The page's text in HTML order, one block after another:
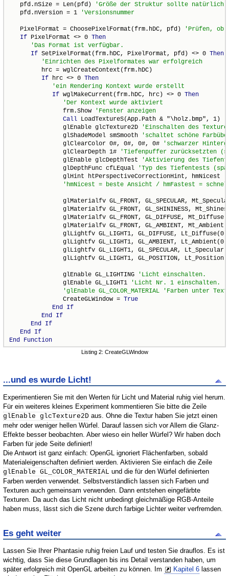
   pfd.nSize = Len(pfd)
   pfd.nVersion = 1
   PixelFormat = ChoosePixelFormat(frm.hDC, pfd)
If PixelFormat <> 0 Then
If SetPixelFormat(frm.hDC, PixelFormat, pfd) <> 0 Then
         hrc = wglCreateContext(frm.hDC)
If hrc <> 0 Then
If wglMakeCurrent(frm.hDC, hrc) <> 0 Then
               frm.Show
Call LoadTextureS(App.Path & "\holz.bmp", 1)
               glEnable glcTexture2D
               glShadeModel smSmooth
               glClearColor 0#, 0#, 0#, 0#
               glClearDepth 1#
               glEnable glcDepthTest
               glDepthFunc cfLEqual
               glHint htPerspectiveCorrectionHint, hmNicest
glMaterialfv GL_FRONT, GL_SPECULAR,
glMaterialfv GL_FRONT, GL_SHININESS,
glMaterialfv GL_FRONT, GL_DIFFUSE,
glMaterialfv GL_FRONT, GL_AMBIENT,
glLightfv GL_LIGHT1, GL_DIFFUSE,
glLightfv GL_LIGHT1, GL_AMBIENT,
glLightfv GL_LIGHT1, GL_SPECULAR,
glLightfv GL_LIGHT1, GL_POSITION,
               glEnable GL_LIGHTING
               glEnable GL_LIGHT1
               CreateGLWindow =
True
End
If
End
If
End
If
End
If
End
Function
Listing 2: CreateGLWindow
...und es wurde Licht!
Experimentieren Sie mit den Werten für Licht und Material ruhig viel herum.
Für ein weiteres kleines Experiment kommentieren Sie bitte die Zeile
glEnable glcTexture2D aus. Ohne die Textur haben Sie jetzt einen
mehr oder weniger hellen Würfel. Darauf lassen sich vor Allem die Glanz-
Effekte besser beobachten. Aber wieso ein heller Würfel? Wir haben doch
Farben für jede Seite definiert!
Die Antwort ist ganz einfach: OpenGL ignoriert Flächenfarben, sobald
Materialeigenschaften definiert werden. Aktivieren Sie einfach die Zeile
glEnable GL_COLOR_MATERIAL und die für den Würfel definierten
Farben werden verwendet. Selbstverständlich lassen sich Farben und
Texturen auch gemeinsam verwenden. Dann entstehen eingefärbte
Texturen. Da auch das Licht nicht unbedingt gleichmäßige RGB-Anteile
haben muss, lässt sich die Szene durch farbige Lichter weiter verfremden.
Es geht weiter
Lassen Sie Ihrer Phantasie ruhig freien Lauf und testen Sie drauflos. Es ist
wichtig, dass Sie diese Grundlagen bis ins Detail verstanden haben, um
später erfolgreich mit OpenGL arbeiten zu können. Im
Kapitel 6 lassen